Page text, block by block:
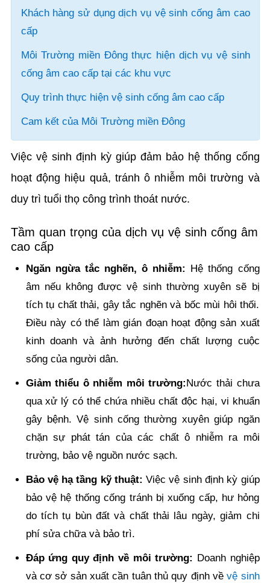
Khách hàng sử dụng dịch vụ vệ sinh cống âm cao
cấp
Môi Trường miền Đông thực hiện dịch vụ vệ sinh
cống âm cao cấp tại các khu vực
Quy trình thực hiện vệ sinh cống âm cao cấp
Cam kết của Môi Trường miền Đông
Việc vệ sinh định kỳ giúp đảm bảo hệ thống cống
hoạt động hiệu quả, tránh ô nhiễm môi trường và
duy trì tuổi thọ công trình thoát nước.
Tầm quan trọng của dịch vụ vệ sinh cống âm
cao cấp
Ngăn ngừa tắc nghẽn, ô nhiễm: Hệ thống cống
âm nếu không được vệ sinh thường xuyên sẽ bị
tích tụ chất thải, gây tắc nghẽn và bốc mùi hôi thối.
Điều này có thể làm gián đoạn hoạt động sản xuất
kinh doanh và ảnh hưởng đến chất lượng cuộc
sống của người dân.
Giảm thiểu ô nhiễm môi trường:Nước thải chưa
qua xử lý có thể chứa nhiều chất độc hại, vi khuẩn
gây bệnh. Vệ sinh cống thường xuyên giúp ngăn
chặn sự phát tán của các chất ô nhiễm ra môi
trường, bảo vệ nguồn nước sạch.
Bảo vệ hạ tầng kỹ thuật: Việc vệ sinh định kỳ giúp
bảo vệ hệ thống cống tránh bị xuống cấp, hư hỏng
do tích tụ bùn đất và chất thải lâu ngày, giảm chi
phí sửa chữa và bảo trì.
Đáp ứng quy định về môi trường: Doanh nghiệp
và cơ sở sản xuất cần tuân thủ quy định vềvệ sinh